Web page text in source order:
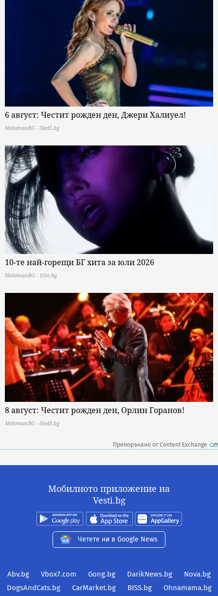
6 август: Честит рожден ден, Джери Халиуел!
MelomanBG - Sled5.bg
10-те най-горещи БГ хита за юли 2026
MelomanBG - 10te.bg
8 август: Честит рожден ден, Орлин Горанов!
MelomanBG - Sled5.bg
Препоръчано от Content Exchange
Мобилното приложение на
Vesti.bg
Четете ни в Google News
Abv.bg Vbox7.com Gong.bg DarikNews.bg
Nova.bg
DogsAndCats.bg
CarMarket.bg BISS.bg Ohnamama.bg